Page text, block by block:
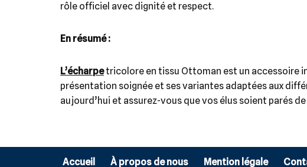
rôle officiel avec dignité et respect.
En résumé :
L’écharpetricolore en tissu Ottoman est un accessoire
présentation soignée et ses variantes adaptées aux
aujourd’hui et assurez-vous que vos élus soient parés
Accueil À propos de nous Mention légale